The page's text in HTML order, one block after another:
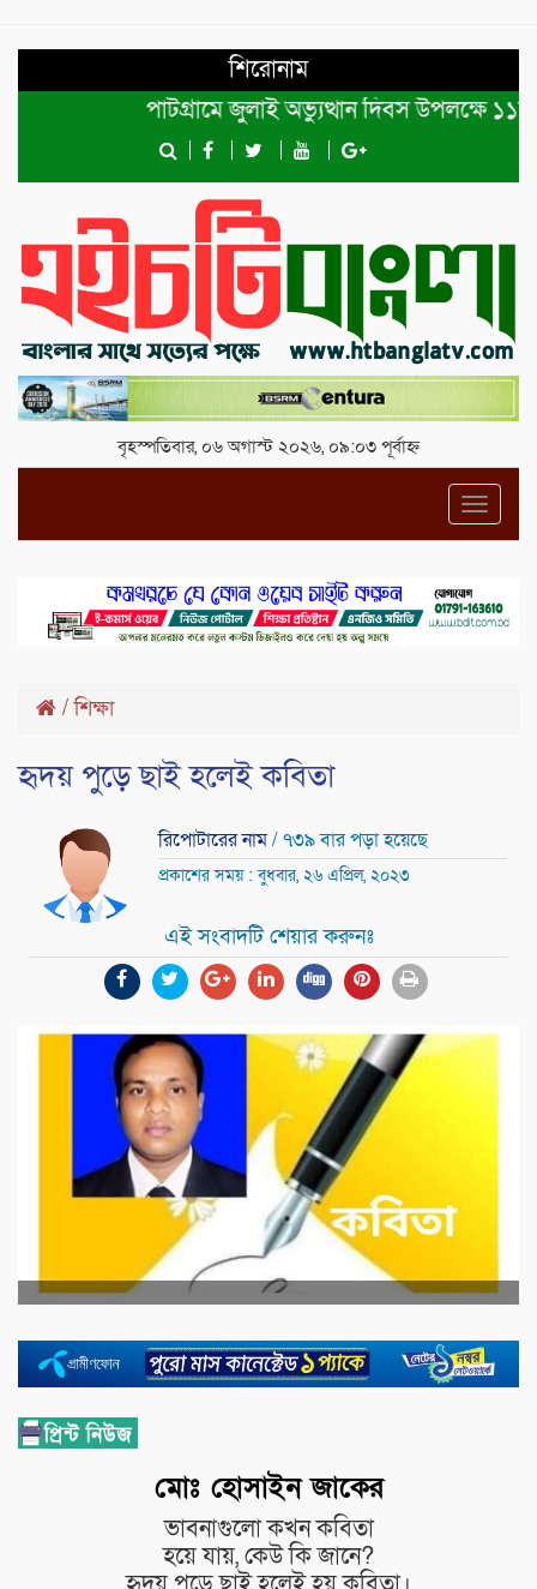
শিরোনাম
পাটগ্রামে জুলাই অভ্যুত্থান দিবস উপলক্ষে
বৃহস্পতিবার, ০৬ অগাস্ট ২০২৬, ০৯:০৩ পূর্বাহ্ন
/শিক্ষা
হৃদয় পুড়ে ছাই হলেই কবিতা
রিপোটারের নাম/ ৭৩৯ বার পড়া হয়েছে
প্রকাশের সময় : বুধবার, ২৬ এপ্রিল, ২০২৩
এই সংবাদটি শেয়ার করুনঃ
মোঃ হোসাইন জাকের
ভাবনাগুলো কখন কবিতা
হয়ে যায়, কেউ কি জানে?